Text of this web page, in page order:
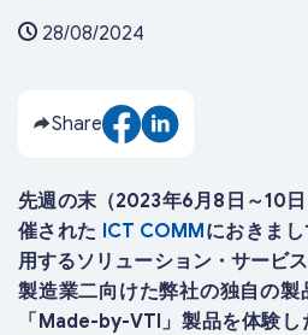
28/08/2024
Share
先週の末（2023年6月8日～10
催された ICT COMMにおきまし
用するソリューション・サービ
製造業二向けた弊社の独自の製
「Made-by-VTI」製品を体験